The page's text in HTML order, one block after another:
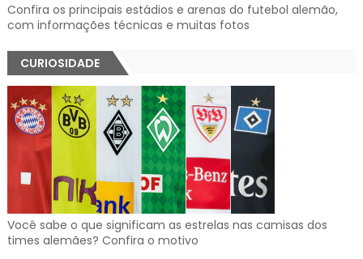
Confira os principais estádios e arenas do futebol alemão,
com informações técnicas e muitas fotos
CURIOSIDADE
Você sabe o que significam as estrelas nas camisas dos
times alemães? Confira o motivo